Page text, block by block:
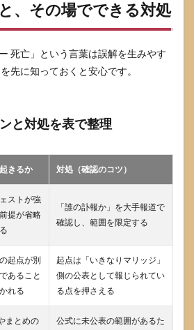
、その場でできる対処
死亡」という言葉は誤解を生みやす
先に知っておくと安心です。
と対処を表で整理
きるか 対処（確認のコツ）
ストが強
提が省略
「誰の訃報か」を大手報道で
確認し、範囲を限定する
起点が別
あること
れる
起点は「いきなりマリッジ」
側の公表として報じられてい
る点を押さえる
まとめの
公式に未公表の範囲があるた